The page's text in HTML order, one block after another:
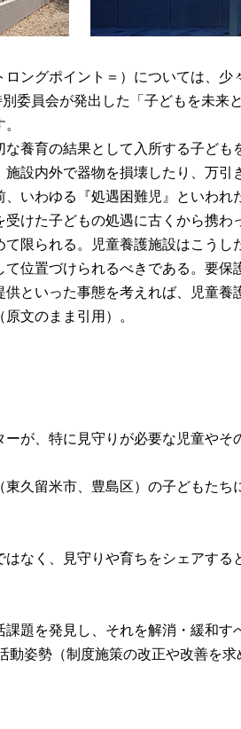
ングポイント＝）については、少
委員会が発出した「子どもを未来
な養育の結果として入所する子ど
設内外で器物を損壊したり、万引
、いわゆる『処遇困難児』といわ
けた子どもの処遇に古くから携わ
限られる。児童養護施設はこうし
位置づけられるべきである。要保
といった事態を考えれば、児童養
文のまま引用）。
が、特に見守りが必要な児童や
久留米市、豊島区）の子どもたち
なく、見守りや育ちをシェアする
題を発見し、それを解消・緩和す
動姿勢（制度施策の改正や改善を